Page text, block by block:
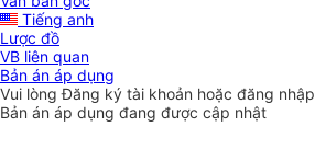
Tiếng anh
Lược đồ
VB liên quan
Bản án áp dụng
Vui lòngĐăng ký tài khoản hoặc đăng nhập
Bản án áp dụng đang được cập nhật